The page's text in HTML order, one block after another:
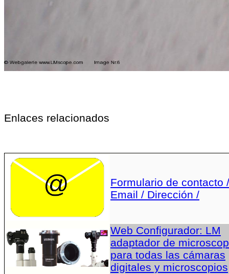
Enlaces relacionados
Formulario de contacto /
Email / Dirección /
Web Configurador: LM
adaptador de
para todas las cámaras
digitales y microscopios